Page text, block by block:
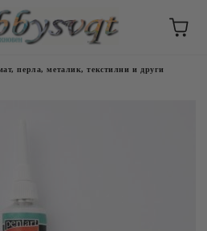
перла, металик, текстилни и други